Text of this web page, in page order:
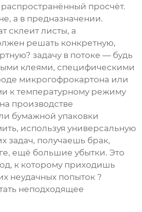
просчёт.
а в предназначении.
склеит листы, а
решать конкретную,
задачу в потоке — будь
клеями, специфическими
микрогофрокартона или
к температурному режиму
производстве
бумажной упаковки
используя универсальную
задач, получаешь брак,
ещё большие убытки. Это
к которому приходишь
неудачных попыток ?
неподходящее